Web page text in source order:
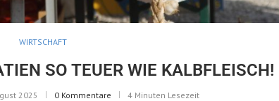
WIRTSCHAFT
SO TEUER WIE KALBFLEISCH!
2025 0 Kommentare 4 Minuten Lesezeit